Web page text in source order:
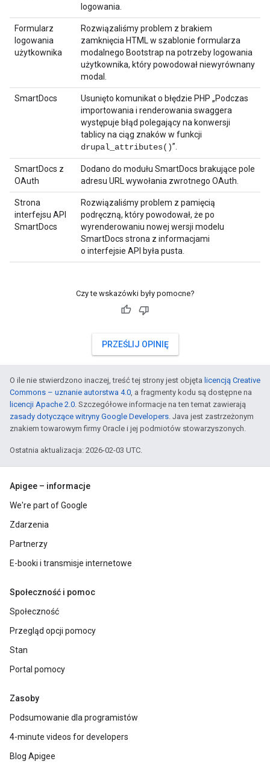
logowania.
Formularz
logowania
użytkownika
Rozwiązaliśmy problem z brakiem
zamknięcia HTML w szablonie formularza
modalnego Bootstrap na potrzeby logowania
użytkownika, który powodował niewyrównany
modal.
SmartDocs
Usunięto komunikat o błędzie PHP „Podczas
importowania i renderowania swaggera
występuje błąd polegający na konwersji
tablicy na ciąg znaków w funkcji
drupal_attributes()”.
SmartDocs z
OAuth
Dodano do modułu SmartDocs brakujące pole
adresu URL wywołania zwrotnego OAuth.
Strona
interfejsu API
SmartDocs
Rozwiązaliśmy problem z pamięcią
podręczną, który powodował, że po
wyrenderowaniu nowej wersji modelu
SmartDocs strona z informacjami
o interfejsie API była pusta.
Czy te wskazówki były pomocne?
PRZEŚLIJ OPINIĘ
O ile nie stwierdzono inaczej, treść tej strony jest objęta licencją Creative
Commons – uznanie autorstwa 4.0, a fragmenty kodu są dostępne na
licencji Apache 2.0. Szczegółowe informacje na ten temat zawierają
zasady dotyczące witryny Google Developers. Java jest zastrzeżonym
znakiem towarowym firmy Oracle i jej podmiotów stowarzyszonych.
Ostatnia aktualizacja: 2026-02-03 UTC.
Apigee – informacje
We're part of Google
Zdarzenia
Partnerzy
E-booki i transmisje internetowe
Społeczność i pomoc
Społeczność
Przegląd opcji pomocy
Stan
Portal pomocy
Zasoby
Podsumowanie dla programistów
4-minute videos for developers
Blog Apigee